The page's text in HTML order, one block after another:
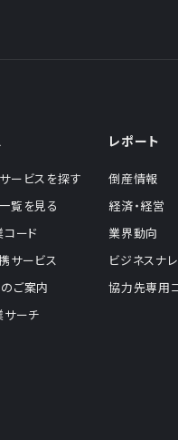
ービスを探す
覧を見る
ード
サービス
ご案内
ーチ
レポート
倒産情報
経済・経営
業界動向
ビジネスナ
協力先専用